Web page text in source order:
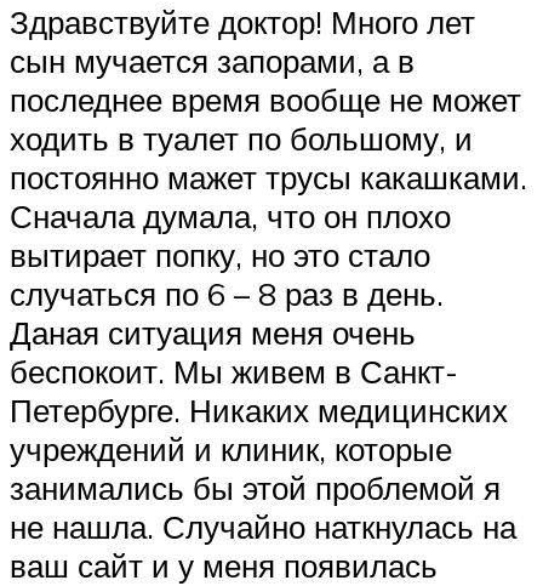
Здравствуйте доктор! Много лет
сын мучается запорами, а в
последнее время вообще не может
ходить в туалет по большому, и
постоянно мажет трусы какашками.
Сначала думала, что он плохо
вытирает попку, но это стало
случаться по 6 – 8 раз в день.
Даная ситуация меня очень
беспокоит. Мы живем в Санкт-
Петербурге. Никаких медицинских
учреждений и клиник, которые
занимались бы этой проблемой я
не нашла. Случайно наткнулась на
ваш сайт и у меня появилась